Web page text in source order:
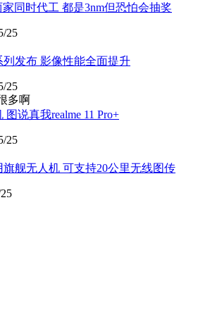
家同时代工 都是3nm但恐怕会抽奖
25
列发布 影像性能全面提升
25
多啊
说真我realme 11 Pro+
25
舰无人机 可支持20公里无线图传